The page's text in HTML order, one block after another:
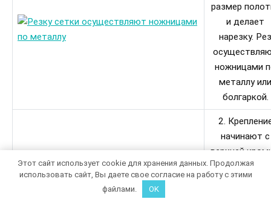
размер
и делает
нарезку. Рез
ножницами
металлу или
болгаркой.
2.
начинают с
верхней
Для этого
используют
Этот сайт использует cookie для хранения данных. Продолжая
использовать сайт, Вы даете свое согласие на работу с этими
файлами.
OK